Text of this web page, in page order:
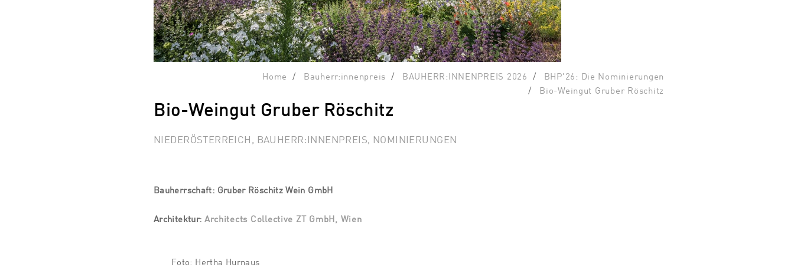
Home Bauherr:innenpreis BAUHERR:INNENPREIS 2026
BHP'26: Die Nominierungen
Bio-Weingut Gruber Röschitz
Bio-Weingut Gruber Röschitz
NIEDERÖSTERREICH, BAUHERR:INNENPREIS, NOMINIERUNGEN
Bauherrschaft: Gruber Röschitz Wein GmbH
Architektur: Architects Collective ZT GmbH, Wien
Foto: Hertha Hurnaus